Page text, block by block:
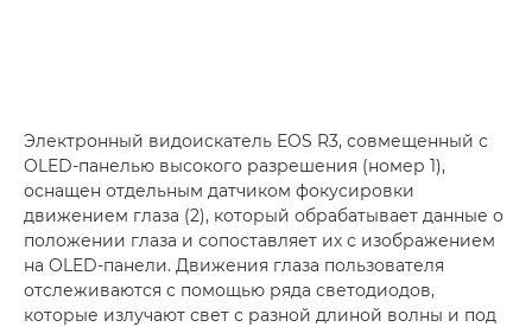
Электронный видоискатель EOS R3, совмещенный с
OLED-панелью высокого разрешения (номер 1),
оснащен отдельным датчиком фокусировки
движением глаза (2), который обрабатывает данные о
положении глаза и сопоставляет их с изображением
на OLED-панели. Движения глаза пользователя
отслеживаются с помощью ряда светодиодов,
которые излучают свет с разной длиной волны и под